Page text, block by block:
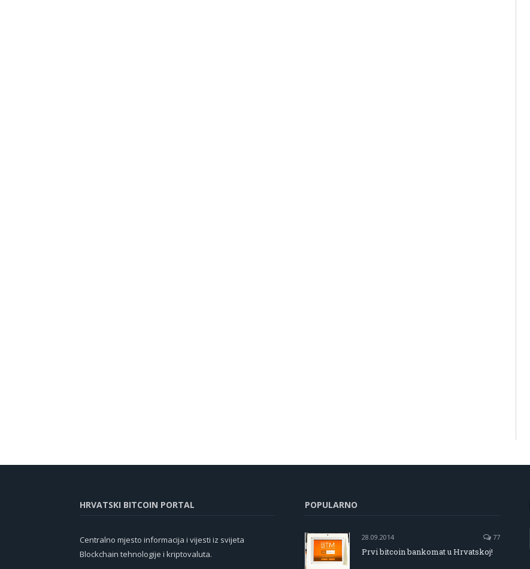
HRVATSKI BITCOIN PORTAL
Centralno mjesto informacija i vijesti iz svijeta
Blockchain tehnologije i kriptovaluta.
POPULARNO
28.09.2014 77
Prvi bitcoin bankomat u Hrvatskoj!